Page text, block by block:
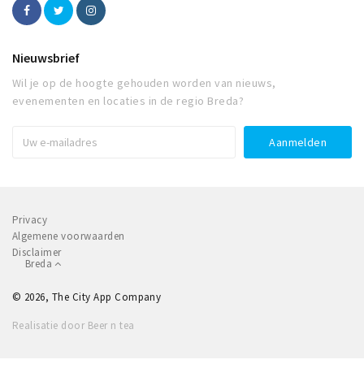
Nieuwsbrief
Wil je op de hoogte gehouden worden van nieuws,
evenementen en locaties in de regio Breda?
Privacy
Algemene voorwaarden
Disclaimer
Breda
© 2026, The City App Company
Realisatie door Beer n tea